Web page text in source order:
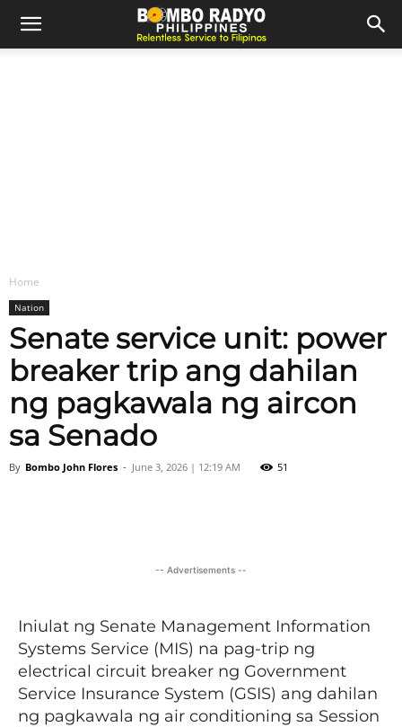
Home
Nation
Senate service unit: power
breaker trip ang dahilan
ng pagkawala ng aircon
sa Senado
By Bombo John Flores - June 3, 2026 | 12:19 AM 51
-- Advertisements --
Iniulat ng Senate Management Information
Systems Service (MIS) na pag-trip ng
electrical circuit breaker ng Government
Service Insurance System (GSIS) ang dahilan
ng pagkawala ng air conditioning sa Session